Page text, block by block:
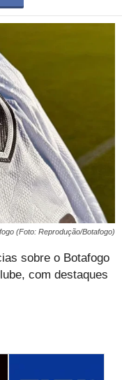
(Foto: Reprodução/Botafogo)
sobre o Botafogo
com destaques